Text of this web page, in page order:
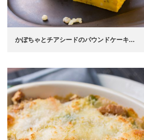
かぼちゃとチアシードのパウンドケーキ...